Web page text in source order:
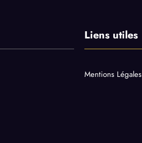
Liens utiles
Mentions Légales